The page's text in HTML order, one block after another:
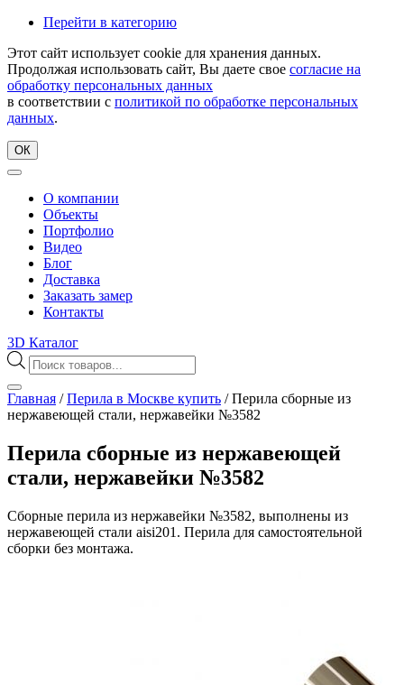
Перейти в категорию
Этот сайт использует cookie для хранения данных.
Продолжая использовать сайт, Вы даете свое согласие на
обработку персональных данных
в соответствии с политикой по обработке персональных
данных.
ОК
О компании
Объекты
Портфолио
Видео
Блог
Доставка
Заказать замер
Контакты
3D Каталог
Поиск
товаров
Главная /Перила в Москве купить /Перила сборные из
нержавеющей стали, нержавейки №3582
Перила сборные из нержавеющей
стали, нержавейки №3582
Сборные перила из нержавейки №3582, выполнены из
нержавеющей стали aisi201. Перила для самостоятельной
сборки без монтажа.